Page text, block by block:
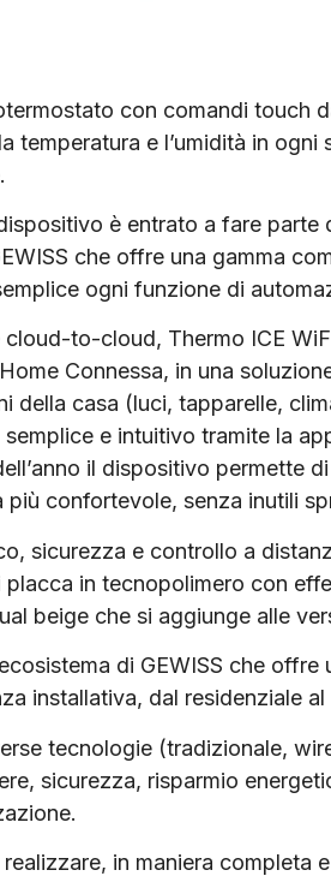
con comandi touch
temperatura e l’umidità in
è entrato a fare
che offre una gamma
ogni funzione di
to-cloud, Thermo ICE
Connessa, in una
della casa (luci, tapparelle,
e intuitivo tramite la
il dispositivo permette
più confortevole, senza inutili
sicurezza e controllo a
in tecnopolimero con
beige che si aggiunge alle
di GEWISS che
installativa, dal residenziale
tecnologie (tradizionale,
sicurezza, risparmio
in maniera completa